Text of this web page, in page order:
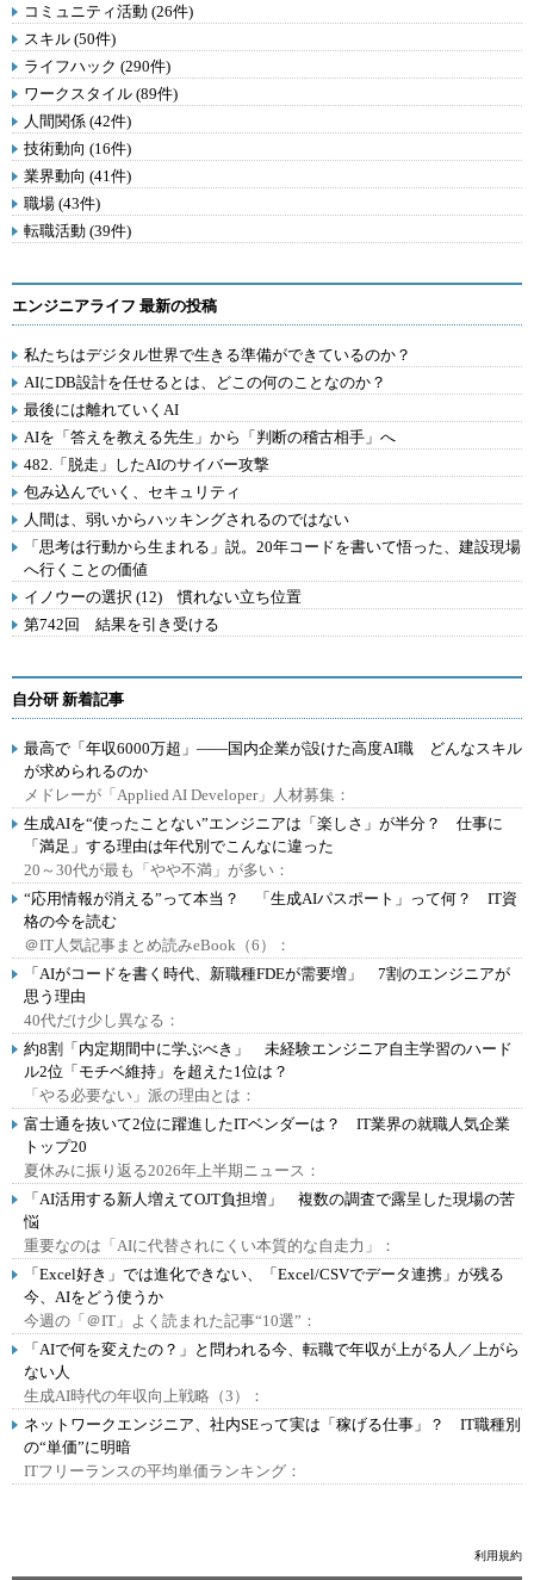
コミュニティ活動 (26件)
スキル (50件)
ライフハック (290件)
ワークスタイル (89件)
人間関係 (42件)
技術動向 (16件)
業界動向 (41件)
職場 (43件)
転職活動 (39件)
エンジニアライフ 最新の投稿
私たちはデジタル世界で生きる準備ができているのか？
AIにDB設計を任せるとは、どこの何のことなのか？
最後には離れていくAI
AIを「答えを教える先生」から「判断の稽古相手」へ
482.「脱走」したAIのサイバー攻撃
包み込んでいく、セキュリティ
人間は、弱いからハッキングされるのではない
「思考は行動から生まれる」説。20年コードを書いて悟った、建設現場
へ行くことの価値
イノウーの選択 (12) 慣れない立ち位置
第742回 結果を引き受ける
自分研 新着記事
最高で「年収6000万超」――国内企業が設けた高度AI職 どんなスキル
が求められるのか
メドレーが「Applied AI Developer」人材募集：
生成AIを“使ったことない”エンジニアは「楽しさ」が半分？ 仕事に
「満足」する理由は年代別でこんなに違った
20～30代が最も「やや不満」が多い：
“応用情報が消える”って本当？ 「生成AIパスポート」って何？ IT資
格の今を読む
＠IT人気記事まとめ読みeBook（6）：
「AIがコードを書く時代、新職種FDEが需要増」 7割のエンジニアが
思う理由
40代だけ少し異なる：
約8割「内定期間中に学ぶべき」 未経験エンジニア自主学習のハード
ル2位「モチベ維持」を超えた1位は？
「やる必要ない」派の理由とは：
富士通を抜いて2位に躍進したITベンダーは？ IT業界の就職人気企業
トップ20
夏休みに振り返る2026年上半期ニュース：
「AI活用する新人増えてOJT負担増」 複数の調査で露呈した現場の苦
悩
重要なのは「AIに代替されにくい本質的な自走力」：
「Excel好き」では進化できない、「Excel/CSVでデータ連携」が残る
今、AIをどう使うか
今週の「＠IT」よく読まれた記事“10選”：
「AIで何を変えたの？」と問われる今、転職で年収が上がる人／上がら
ない人
生成AI時代の年収向上戦略（3）：
ネットワークエンジニア、社内SEって実は「稼げる仕事」？ IT職種別
の“単価”に明暗
ITフリーランスの平均単価ランキング：
利用規約